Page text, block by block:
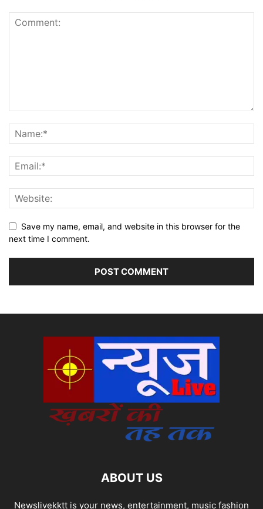
Save my name, email, and website in this browser for the
next time I comment.
ABOUT US
Newslivekktt is your news, entertainment, music fashion